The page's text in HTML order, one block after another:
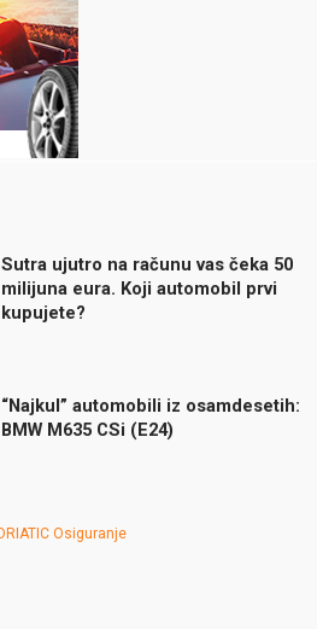
Sutra ujutro na računu vas čeka 50
milijuna eura. Koji automobil prvi
kupujete?
“Najkul” automobili iz osamdesetih:
BMW M635 CSi (E24)